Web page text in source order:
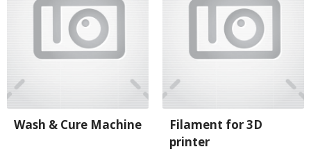
Wash & Cure Machine
Filament for 3D
printer